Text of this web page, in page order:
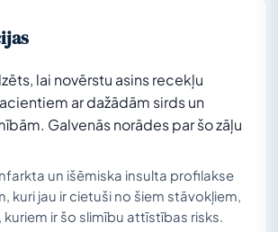
lai novērstu asins recekļu
ar dažādām sirds un
Galvenās norādes par šo zāļu
un išēmiska insulta profilakse
kuri jau ir cietuši no šiem stāvokļiem,
kuriem ir šo slimību attīstības risks.